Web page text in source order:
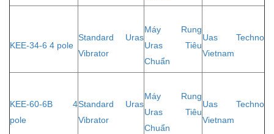
KEE-34-6 4 pole
Standard Uras
Vibrator
Máy Rung
Uras Tiêu
Chuẩn
Uas Techno
Vietnam
KEE-60-6B 4
pole
Standard Uras
Vibrator
Máy Rung
Uras Tiêu
Chuẩn
Uas Techno
Vietnam